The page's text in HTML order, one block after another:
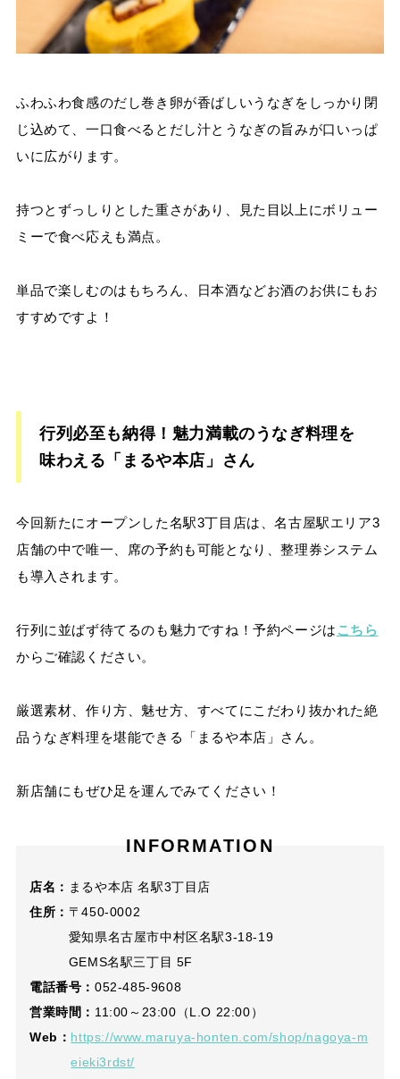
ふわふわ食感のだし巻き卵が香ばしいうなぎをしっかり閉
じ込めて、一口食べるとだし汁とうなぎの旨みが口いっぱ
いに広がります。
持つとずっしりとした重さがあり、見た目以上にボリュー
ミーで食べ応えも満点。
単品で楽しむのはもちろん、日本酒などお酒のお供にもお
すすめですよ！
行列必至も納得！魅力満載のうなぎ料理を
味わえる「まるや本店」さん
今回新たにオープンした名駅3丁目店は、名古屋駅エリア3
店舗の中で唯一、席の予約も可能となり、整理券システム
も導入されます。
行列に並ばず待てるのも魅力ですね！予約ページはこちら
からご確認ください。
厳選素材、作り方、魅せ方、すべてにこだわり抜かれた絶
品うなぎ料理を堪能できる「まるや本店」さん。
新店舗にもぜひ足を運んでみてください！
INFORMATION
店名： まるや本店 名駅3丁目店
住所： 〒450-0002
愛知県名古屋市中村区名駅3-18-19
GEMS名駅三丁目 5F
電話番号： 052-485-9608
営業時間： 11:00～23:00（L.O 22:00）
Web： https://www.maruya-honten.com/shop/nagoya-m
eieki3rdst/